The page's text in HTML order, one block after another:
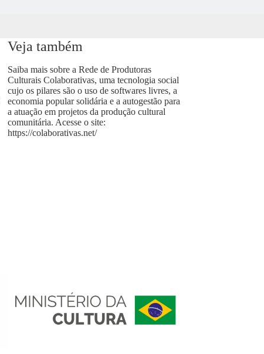
Veja também
Saiba mais sobre a Rede de Produtoras
Culturais Colaborativas, uma tecnologia social
cujo os pilares são o uso de softwares livres, a
economia popular solidária e a autogestão para
a atuação em projetos da produção cultural
comunitária. Acesse o site:
https://colaborativas.net/